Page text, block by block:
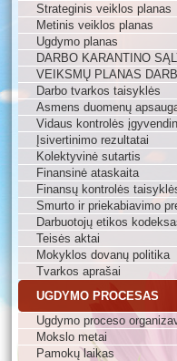
Strateginis veiklos planas
Metinis veiklos planas
Ugdymo planas
DARBO KARANTINO
VEIKSMŲ PLANAS
Darbo tvarkos taisyklės
Asmens duomenų
Vidaus kontrolės
Įsivertinimo rezultatai
Kolektyvinė sutartis
Finansinė ataskaita
Finansų kontrolės
Smurto ir priekabiavimo
Darbuotojų etikos
Teisės aktai
Mokyklos dovanų politika
Tvarkos aprašai
UGDYMO PROCESAS
Ugdymo proceso
Mokslo metai
Pamokų laikas